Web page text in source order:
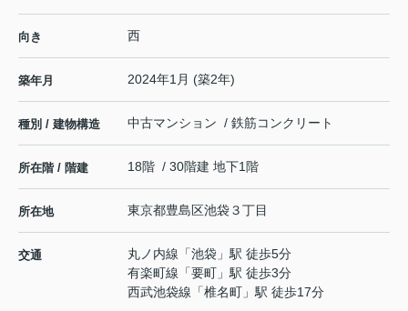
向き 西
築年月 2024年1月 (築2年)
種別 / 建物構造 中古マンション / 鉄筋コンクリート
所在階 / 階建 18階 / 30階建 地下1階
所在地 東京都豊島区池袋３丁目
交通 丸ノ内線 「池袋 」駅 徒歩5分
有楽町線 「要町 」駅 徒歩3分
西武池袋線 「椎名町 」駅 徒歩17分